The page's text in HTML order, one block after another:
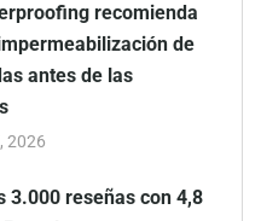
recomienda
de
antes de las
2026
3.000 reseñas con 4,8